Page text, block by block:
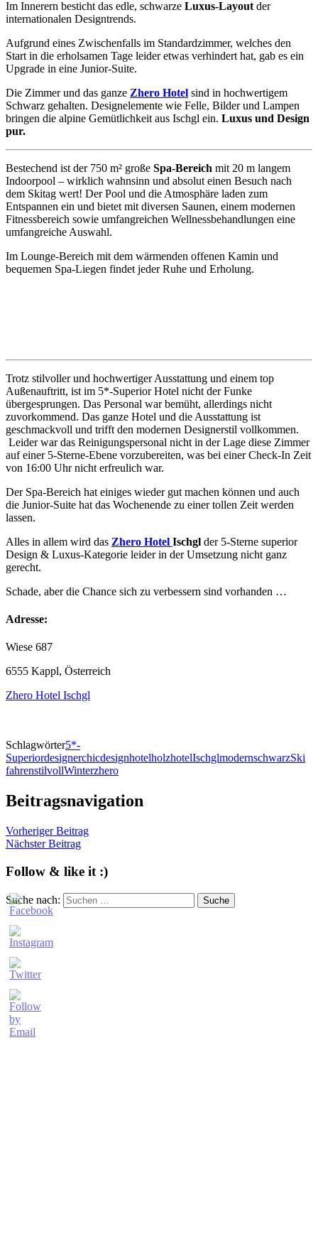
Im Innerern besticht das edle, schwarze Luxus-Layout der
internationalen Designtrends.
Aufgrund eines Zwischenfalls im Standardzimmer, welches den
Start in die erholsamen Tage leider etwas verhindert hat, gab es ein
Upgrade in eine Junior-Suite.
Die Zimmer und das ganze Zhero Hotel sind in hochwertigem
Schwarz gehalten. Designelemente wie Felle, Bilder und Lampen
bringen die alpine Gemütlichkeit aus Ischgl ein. Luxus und Design
pur.
Bestechend ist der 750 m² große Spa-Bereich mit 20 m langem
Indoorpool – wirklich wahnsinn und absolut einen Besuch nach
dem Skitag wert! Der Pool und die Atmosphäre laden zum
Entspannen ein und bietet mit diversen Saunen, einem modernen
Fitnessbereich sowie umfangreichen Wellnessbehandlungen eine
umfangreiche Auswahl.
Im Lounge-Bereich mit dem wärmenden offenen Kamin und
bequemen Spa-Liegen findet jeder Ruhe und Erholung.
Trotz stilvoller und hochwertiger Ausstattung und einem top
Außenauftritt, ist im 5*-Superior Hotel nicht der Funke
übergesprungen. Das Personal war bemüht, allerdings nicht
zuvorkommend. Das ganze Hotel und die Ausstattung ist
geschmackvoll und trifft den modernen Designerstil vollkommen.
Leider war das Reinigungspersonal nicht in der Lage diese Zimmer
auf einer 5-Sterne-Ebene vorzubereiten, was bei einer Check-In Zeit
von 16:00 Uhr nicht erfreulich war.
Der Spa-Bereich hat einiges wieder gut machen können und auch
die Junior-Suite hat das Wochenende zu einer tollen Zeit werden
lassen.
Alles in allem wird das Zhero Hotel Ischgl der 5-Sterne superior
Design & Luxus-Kategorie leider in der Umsetzung nicht ganz
gerecht.
Schade, aber die Chance sich zu verbessern sind vorhanden …
Adresse:
Wiese 687
6555 Kappl, Österreich
Zhero Hotel Ischgl
Schlagwörter5*-
SuperiordesignerchicdesignhotelholzhotelIschglmodernschwarzSki
fahrenstilvollWinterzhero
Beitragsnavigation
Vorheriger Beitrag
Nächster Beitrag
Follow & like it :)
Suche nach: Suche